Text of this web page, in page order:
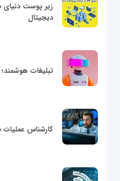
دیجیتال
تبلیغات
کارشناس